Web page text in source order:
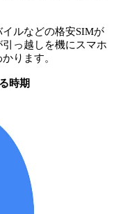
ルなどの格安SIMが
っ越しを機にスマホ
ります。
時期